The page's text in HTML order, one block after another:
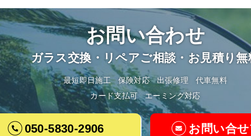
お問い合わせ
ガラス交換・リペアご相談・お見積り無
最短即日施工 保険対応 出張修理
代車無料
カード支払可
エーミング対応
050-5830-2906 お問い合